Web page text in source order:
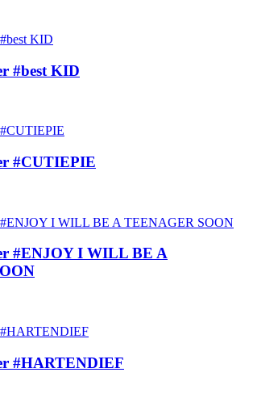
#best KID
#CUTIEPIE
#ENJOY I WILL BE A
#HARTENDIEF